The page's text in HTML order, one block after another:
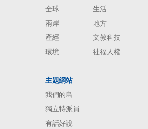
全球
生活
兩岸
地方
產經
文教科技
環境
社福人權
主題網站
我們的島
獨立特派員
有話好說